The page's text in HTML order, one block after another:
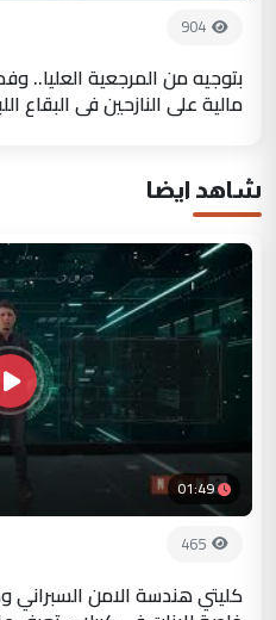
904
بتوجيه من المرجعية العليا..
مالية على النازحين في البقاع
شاهد ايضا
01:49
465
كليتي هندسة الامن السبراني